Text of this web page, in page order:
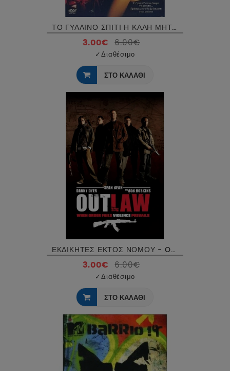
ΤΟ ΓΥΑΛΙΝΟ ΣΠΙΤΙ Η ΚΑΛΗ ΜΗΤΕΡΑ - GLASS HOUSE THE GOOD MOTHER DVD USED
3.00€ 6.00€
✓Διαθέσιμο
ΣΤΟ ΚΑΛΑΘΙ
ΕΚΔΙΚΗΤΕΣ ΕΚΤΟΣ ΝΟΜΟΥ - OUTLAW DVD USED
3.00€ 6.00€
✓Διαθέσιμο
ΣΤΟ ΚΑΛΑΘΙ